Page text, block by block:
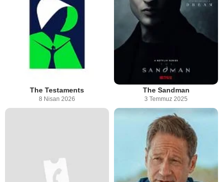
The Testaments
8 Nisan 2026
The Sandman
3 Temmuz 2025